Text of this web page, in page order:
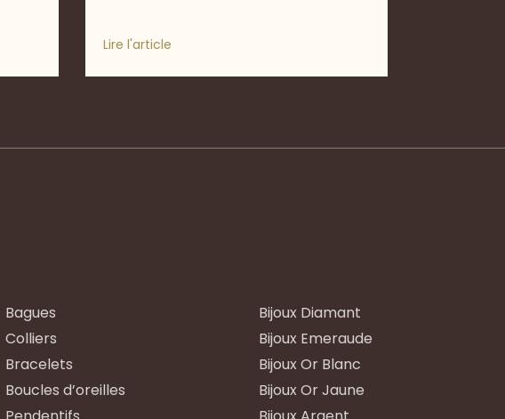
Lire l'article
Bagues
Colliers
Bracelets
Boucles d’oreilles
Bijoux Diamant
Bijoux Emeraude
Bijoux Or Blanc
Bijoux Or Jaune